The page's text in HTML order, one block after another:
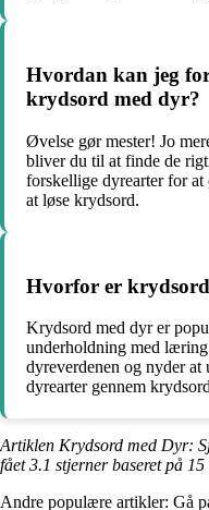
Hvordan kan jeg
krydsord med dyr?
Øvelse gør mester! Jo
bliver du til at finde de
forskellige dyrearter for at
at løse krydsord.
Hvorfor er
Krydsord med dyr er
underholdning med
dyreverdenen og nyder
dyrearter gennem
Artiklen Krydsord med Dyr:
fået3.1 stjerner baseret på 15
Andre populære artikler: Gå